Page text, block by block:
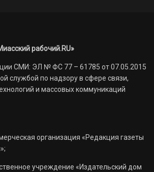
рабочий.RU»
СМИ: ЭЛ № ФС 77 – 61785 от 07.05.2015
службой по надзору в сфере связи,
и массовых коммуникаций
организация «Редакция газеты
учреждение «Издательский дом